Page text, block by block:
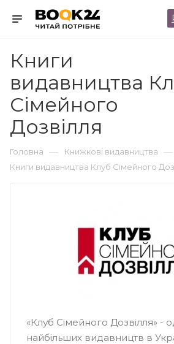
Книги
видавництва
Сімейного
Дозвілля
Головна — Книжкові видавництва —
Книги видавництва Клуб Сімейного
«Клуб Сімейного Дозвілля» -
найбільших видавництв в